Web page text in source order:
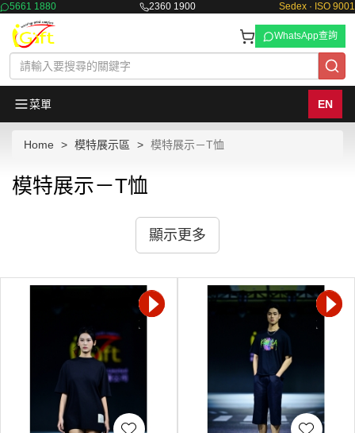
5661 1880 2360 1900 Sedex · ISO 9001
WhatsApp查詢
菜單 EN
Home 模特展示區 模特展示－T恤
模特展示－T恤
顯示更多